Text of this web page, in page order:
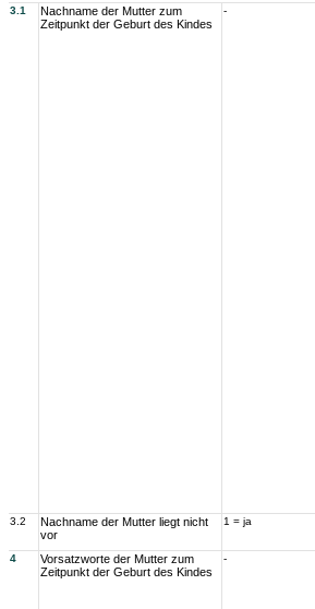
3.1
Nachname der Mutter zum
Zeitpunkt der Geburt des Kindes
-
3.2
Nachname der Mutter liegt nicht
vor
1 = ja
4
Vorsatzworte der Mutter zum
Zeitpunkt der Geburt des Kindes
-